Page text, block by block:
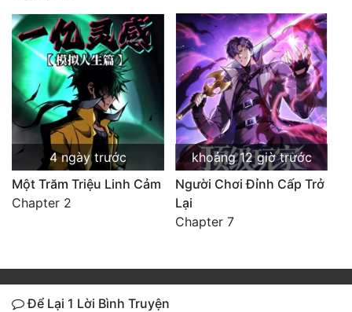
4 ngày trước
Một Trăm Triệu Linh Cảm
Chapter 2
khoảng 12 giờ trước
Người Chơi Đỉnh Cấp Trở
Lại
Chapter 7
Để Lại 1 Lời Bình Truyện